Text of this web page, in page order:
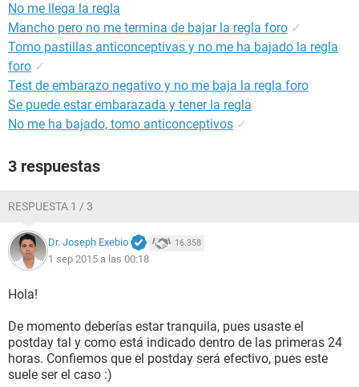
No me llega la regla
Mancho pero no me termina de bajar la regla foro ✓
Tomo pastillas anticonceptivas y no me ha bajado la regla
foro ✓
Test de embarazo negativo y no me baja la regla foro
Se puede estar embarazada y tener la regla
No me ha bajado, tomo anticonceptivos ✓
3 respuestas
RESPUESTA 1 / 3
Dr. Joseph Exebio 16.358
1 sep 2015 a las 00:18
Hola!
De momento deberías estar tranquila, pues usaste el
postday tal y como está indicado dentro de las primeras 24
horas. Confiemos que el postday será efectivo, pues este
suele ser el caso :)